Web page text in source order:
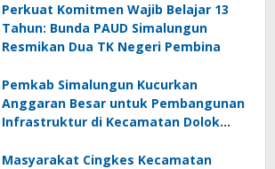
Perkuat Komitmen Wajib Belajar 13
Tahun: Bunda PAUD Simalungun
Resmikan Dua TK Negeri Pembina
Pemkab Simalungun Kucurkan
Anggaran Besar untuk Pembangunan
Infrastruktur di Kecamatan Dolok
Masyarakat Cingkes Kecamatan